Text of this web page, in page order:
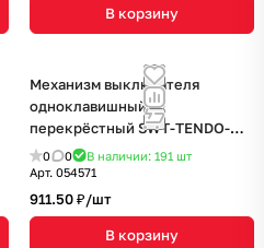
В корзину
Механизм выключателя
одноклавишный
перекрёстный SWT-TENDO-
MKX1-SFPL-BK (230V, 10A)
(Arlight, Матовый черный)
0 0 В наличии: 191 шт
Арт. 054571
911.50 ₽/шт
В корзину